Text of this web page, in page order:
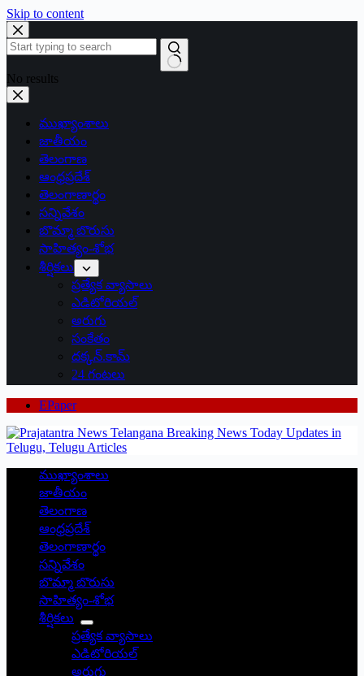
Skip to content
No results
ముఖ్యాంశాలు
జాతీయం
తెలంగాణ
ఆంధ్రప్రదేశ్
తెలంగాణార్థం
సన్నివేశం
బొమ్మా బొరుసు
సాహిత్యం-శోభ
శీర్షికలు
ప్రత్యేక వ్యాసాలు
ఎడిటోరియల్
అరుగు
సంకేతం
దక్కన్.కామ్
24 గంటలు
EPaper
ముఖ్యాంశాలు
జాతీయం
తెలంగాణ
ఆంధ్రప్రదేశ్
తెలంగాణార్థం
సన్నివేశం
బొమ్మా బొరుసు
సాహిత్యం-శోభ
శీర్షికలు
ప్రత్యేక వ్యాసాలు
ఎడిటోరియల్
అరుగు